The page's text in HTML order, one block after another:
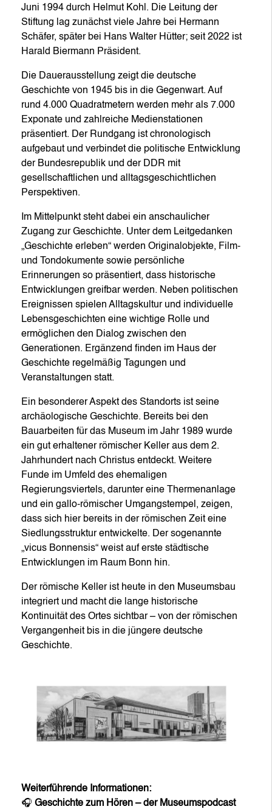
Juni 1994 durch Helmut Kohl. Die Leitung der
Stiftung lag zunächst viele Jahre bei Hermann
Schäfer, später bei Hans Walter Hütter; seit 2022 ist
Harald Biermann Präsident.
Die Dauerausstellung zeigt die deutsche
Geschichte von 1945 bis in die Gegenwart. Auf
rund 4.000 Quadratmetern werden mehr als 7.000
Exponate und zahlreiche Medienstationen
präsentiert. Der Rundgang ist chronologisch
aufgebaut und verbindet die politische Entwicklung
der Bundesrepublik und der DDR mit
gesellschaftlichen und alltagsgeschichtlichen
Perspektiven.
Im Mittelpunkt steht dabei ein anschaulicher
Zugang zur Geschichte. Unter dem Leitgedanken
„Geschichte erleben“ werden Originalobjekte, Film-
und Tondokumente sowie persönliche
Erinnerungen so präsentiert, dass historische
Entwicklungen greifbar werden. Neben politischen
Ereignissen spielen Alltagskultur und individuelle
Lebensgeschichten eine wichtige Rolle und
ermöglichen den Dialog zwischen den
Generationen. Ergänzend finden im Haus der
Geschichte regelmäßig Tagungen und
Veranstaltungen statt.
Ein besonderer Aspekt des Standorts ist seine
archäologische Geschichte. Bereits bei den
Bauarbeiten für das Museum im Jahr 1989 wurde
ein gut erhaltener römischer Keller aus dem 2.
Jahrhundert nach Christus entdeckt. Weitere
Funde im Umfeld des ehemaligen
Regierungsviertels, darunter eine Thermenanlage
und ein gallo-römischer Umgangstempel, zeigen,
dass sich hier bereits in der römischen Zeit eine
Siedlungsstruktur entwickelte. Der sogenannte
„vicus Bonnensis“ weist auf erste städtische
Entwicklungen im Raum Bonn hin.
Der römische Keller ist heute in den Museumsbau
integriert und macht die lange historische
Kontinuität des Ortes sichtbar – von der römischen
Vergangenheit bis in die jüngere deutsche
Geschichte.
Weiterführende Informationen:
🎧 Geschichte zum Hören – der Museumspodcast